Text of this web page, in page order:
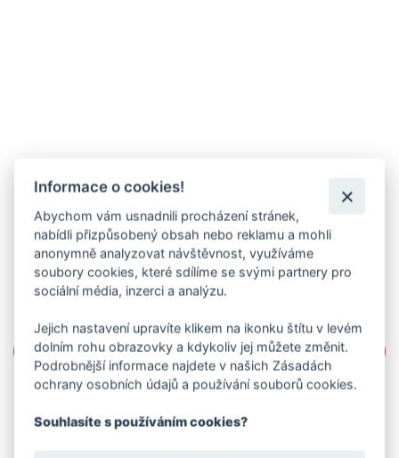
Informace o cookies!
Abychom vám usnadnili procházení stránek,
nabídli přizpůsobený obsah nebo reklamu a mohli
anonymně analyzovat návštěvnost, využíváme
soubory cookies, které sdílíme se svými partnery pro
sociální média, inzerci a analýzu.
Jejich nastavení upravíte klikem na ikonku štítu v levém
dolním rohu obrazovky a kdykoliv jej můžete změnit.
Podrobnější informace najdete v našich Zásadách
ochrany osobních údajů a používání souborů cookies.
Souhlasíte s používáním cookies?